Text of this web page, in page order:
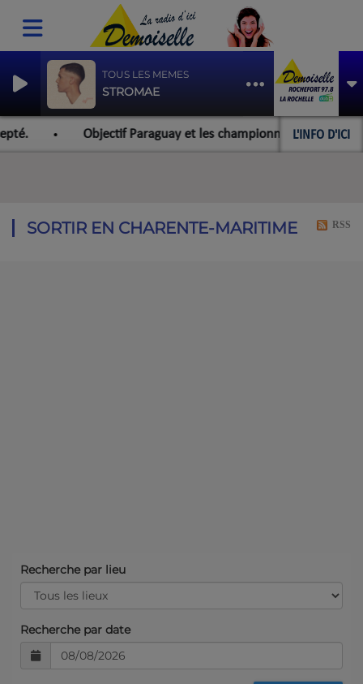
TOUS LES MEMES
STROMAE
L'INFO D'ICI
Objectif Paraguay et les championnats du monde
SORTIR EN CHARENTE-MARITIME RSS
Recherche par lieu
Recherche par date